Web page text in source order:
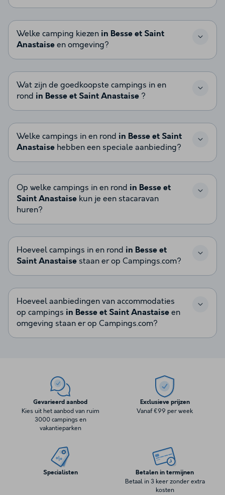
Welke camping kiezen in Besse et Saint
Anastaise en omgeving?
Wat zijn de goedkoopste campings in en
rond in Besse et Saint Anastaise ?
Welke campings in en rond in Besse et Saint
Anastaise hebben een speciale aanbieding?
Op welke campings in en rond in Besse et
Saint Anastaise kun je een stacaravan
huren?
Hoeveel campings in en rond in Besse et
Saint Anastaise staan er op Campings.com?
Hoeveel aanbiedingen van accommodaties
op campings in Besse et Saint Anastaise en
omgeving staan er op Campings.com?
Gevarieerd aanbod
Kies uit het aanbod van ruim
3000 campings en
vakantieparken
Exclusieve prijzen
Vanaf €99 per week
Specialisten Betalen in termijnen
Betaal in 3 keer zonder extra
kosten